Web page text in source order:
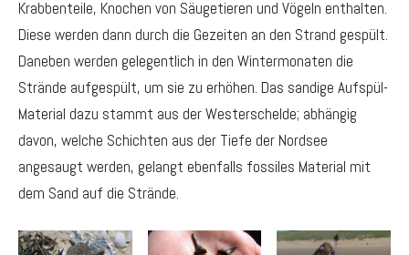
Krabbenteile, Knochen von Säugetieren und Vögeln enthalten.
Diese werden dann durch die Gezeiten an den Strand gespült.
Daneben werden gelegentlich in den Wintermonaten die
Strände aufgespült, um sie zu erhöhen. Das sandige Aufspül-
Material dazu stammt aus der Westerschelde; abhängig
davon, welche Schichten aus der Tiefe der Nordsee
angesaugt werden, gelangt ebenfalls fossiles Material mit
dem Sand auf die Strände.